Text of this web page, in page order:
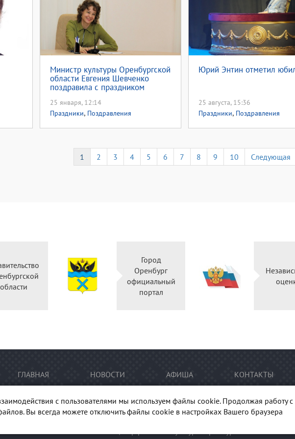
Министр культуры Оренбургской
области Евгения Шевченко
поздравила с праздником
образовательных организаций
25 января, 12:14
Праздники, Поздравления
Юрий Энтин отметил
25 августа, 15:36
Праздники, Поздравления
1 2 3 4 5 6 7 8 9 10 Следующая
области
Город
Оренбург
официальный
портал
с пользователями мы используем файлы cookie. Продолжая работу
Вы всегда можете отключить файлы cookie в настройках Вашего браузера
ГЛАВНАЯ НОВОСТИ АФИША КОНТАКТЫ